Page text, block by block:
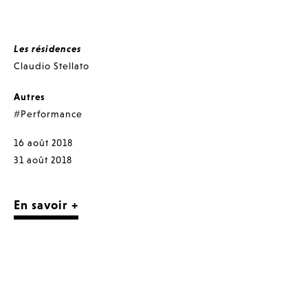
Les résidences
Claudio Stellato
Autres
#Performance
16 août 2018
31 août 2018
En savoir +